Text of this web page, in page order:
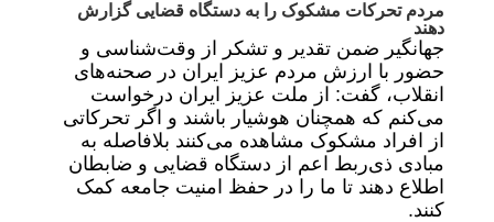
مردم تحرکات مشکوک را به دستگاه قضایی گزارش
دهند
جهانگیر ضمن تقدیر و تشکر از وقت‌شناسی و
حضور با ارزش مردم عزیز ایران در صحنه‌های
انقلاب، گفت: از ملت عزیز ایران درخواست
می‌کنم که همچنان هوشیار باشند و اگر تحرکاتی
از افراد مشکوک مشاهده می‌کنند بلافاصله به
مبادی ذی‌ربط اعم از دستگاه قضایی و ضابطان
اطلاع دهند تا ما را در حفظ امنیت جامعه کمک
کنند.